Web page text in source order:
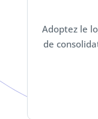
Adoptez le
de